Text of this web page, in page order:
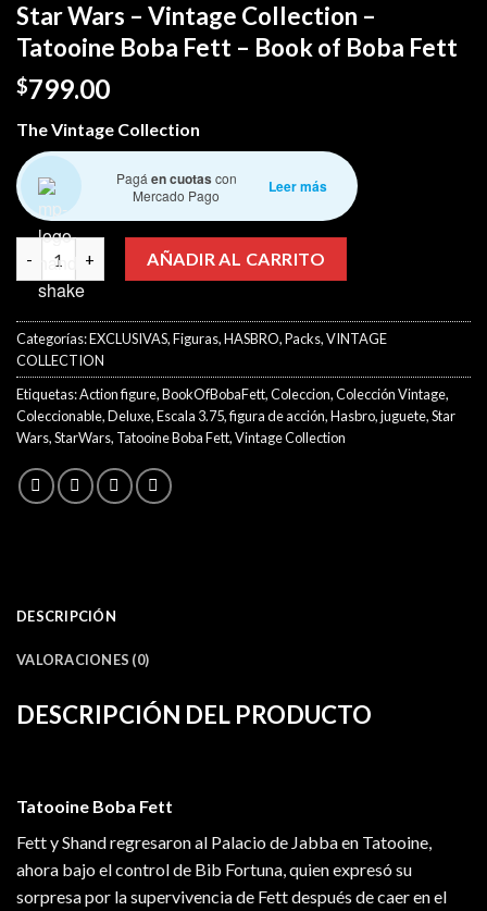
Star Wars – Vintage Collection –
Tatooine Boba Fett – Book of Boba Fett
$799.00
The Vintage Collection
Pagá en cuotas con
Mercado Pago
Leer más
Star Wars - Vintage Collection – Tatooine Boba Fett - Book of
AÑADIR AL CARRITO
Categorías:EXCLUSIVAS,Figuras,HASBRO,Packs,VINTAGE
COLLECTION
Etiquetas:Action figure,BookOfBobaFett,Coleccion,Colección Vintage,
Coleccionable,Deluxe,Escala 3.75,figura de acción,Hasbro,juguete,Star
Wars,StarWars, Tatooine Boba Fett,Vintage Collection
DESCRIPCIÓN
VALORACIONES (0)
DESCRIPCIÓN DEL PRODUCTO
Tatooine Boba Fett
Fett y Shand regresaron al Palacio de Jabba en Tatooine,
ahora bajo el control de Bib Fortuna, quien expresó su
sorpresa por la supervivencia de Fett después de caer en el